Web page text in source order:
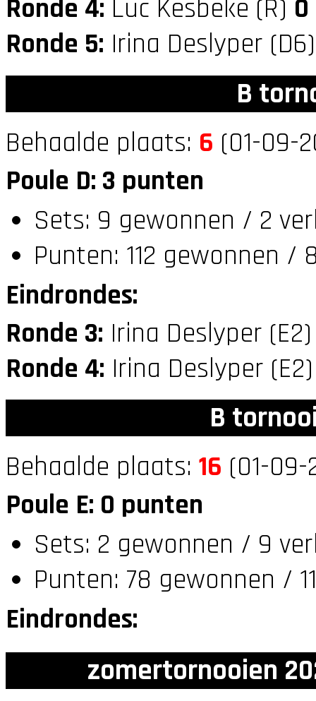
Ronde 4: Luc Kesbeke (R) 0
Ronde 5: Irina Deslyper
B
Behaalde plaats: 6 (01-09-
Poule D: 3 punten
Sets: 9 gewonnen / 2
Punten: 112 gewonnen /
Eindrondes:
Ronde 3: Irina Deslyper
Ronde 4: Irina Deslyper
B
Behaalde plaats: 16 (01-09-
Poule E: 0 punten
Sets: 2 gewonnen / 9
Punten: 78 gewonnen /
Eindrondes:
zomertornooien